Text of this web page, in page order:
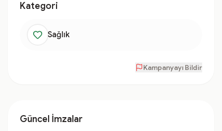
Kategori
Sağlık
Kampanyayı Bildir
Güncel İmzalar